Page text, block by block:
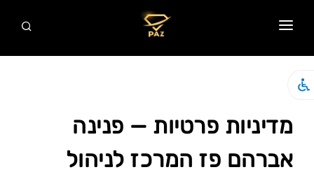
ראשי
מדיניות פרטיות — פנינה
אברהם פז המרכז לניהול